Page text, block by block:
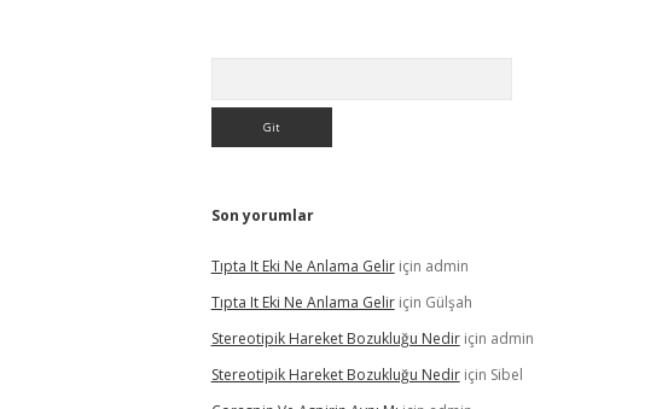
Son yorumlar
Tıpta It Eki Ne Anlama Geliriçin admin
Tıpta It Eki Ne Anlama Geliriçin Gülşah
Stereotipik Hareket Bozukluğu Nediriçin admin
Stereotipik Hareket Bozukluğu Nediriçin Sibel